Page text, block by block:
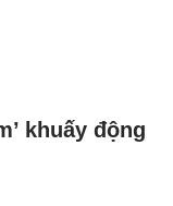
khuấy động